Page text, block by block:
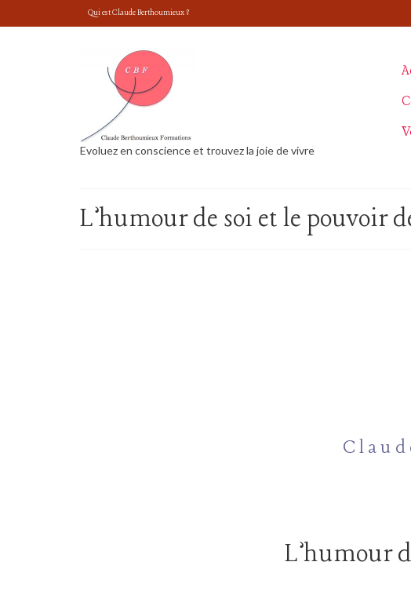
Qui est Claude Berthoumieux ?
Evoluez en conscience et trouvez la joie de vivre
L’humour de soi et le pouvoir
C l a u
L’humour